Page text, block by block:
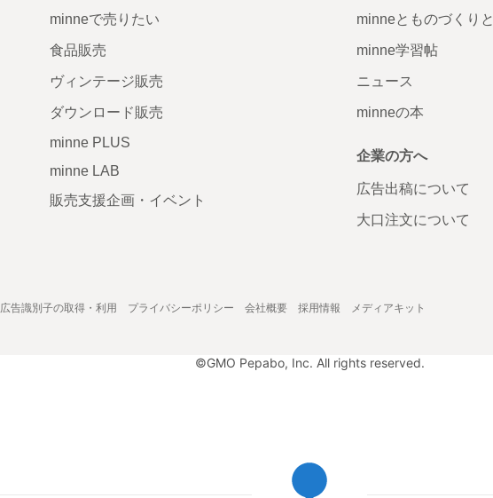
minneで売りたい
食品販売
ヴィンテージ販売
ダウンロード販売
minne PLUS
minne LAB
販売支援企画・イベント
minneとものづくりと
minne学習帖
ニュース
minneの本
企業の方へ
広告出稿について
大口注文について
広告識別子の取得・利用 プライバシーポリシー 会社概要 採用情報 メディアキット
©GMO Pepabo, Inc. All rights reserved.